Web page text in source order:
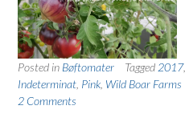
Posted in Bøftomater Tagged 2017,
Indeterminat Pink Wild Boar Farms
2 Comments